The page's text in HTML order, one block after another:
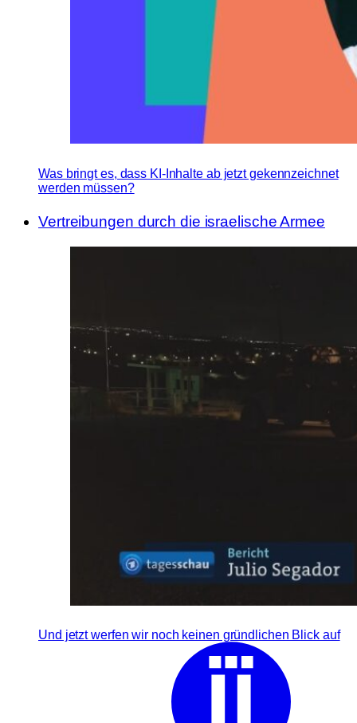
Was bringt es, dass KI-Inhalte ab jetzt gekennzeichnet
werden müssen?
Vertreibungen durch die israelische Armee
Und jetzt werfen wir noch keinen gründlichen Blick auf